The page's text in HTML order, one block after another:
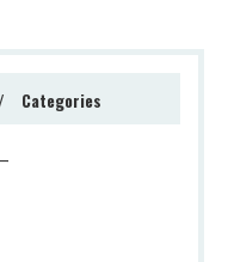
Categories